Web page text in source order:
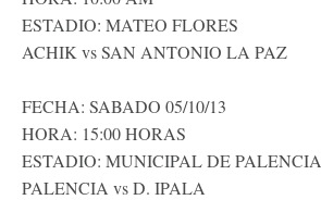
ESTADIO: MATEO FLORES
ACHIK vs SAN ANTONIO LA PAZ
FECHA: SABADO 05/10/13
HORA: 15:00 HORAS
ESTADIO: MUNICIPAL DE PALENCIA
PALENCIA vs D. IPALA